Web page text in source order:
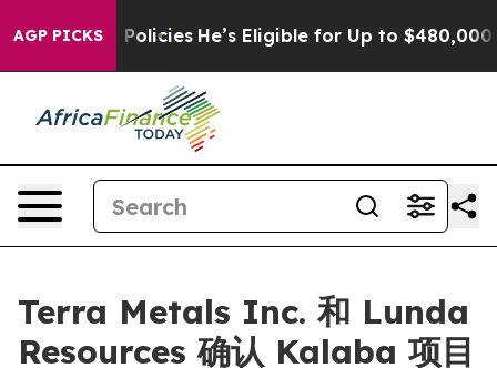
AGP PICKS
Saving Policies He’s Eligible for Up to $480,000
Terra Metals Inc. 和 Lunda
Resources 确认 Kalaba 项目